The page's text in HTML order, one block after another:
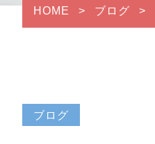
HOME > ブログ >
ブログ